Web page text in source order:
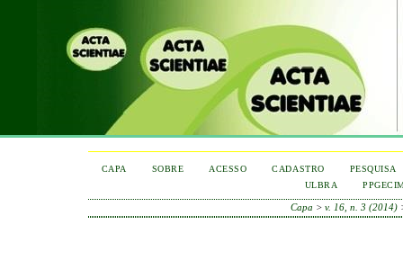
CAPA SOBRE ACESSO CADASTRO
PESQUISA
ULBRA
Capa > v. 16, n. 3 (2014)